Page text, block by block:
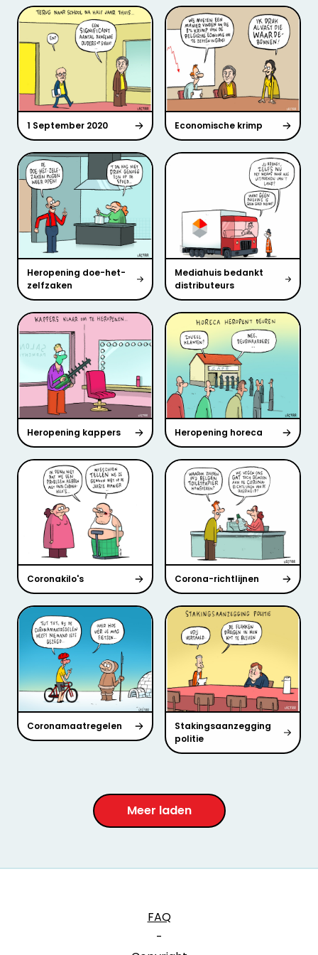
1 September 2020 Economische krimp
Heropening doe-het-
zelfzaken
Mediahuis bedankt
distributeurs
Heropening kappers Heropening horeca
Coronakilo's Corona-richtlijnen
Coronamaatregelen
Stakingsaanzegging
politie
Meer laden
FAQ
-